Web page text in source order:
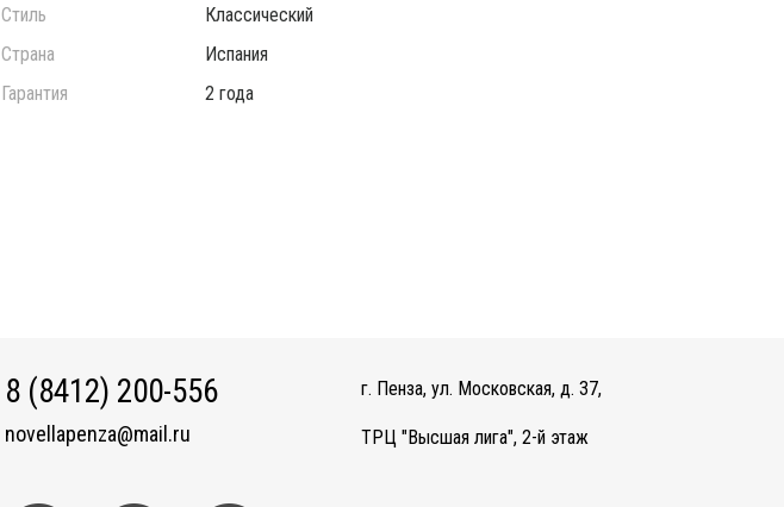
Стиль
Классический
Страна
Испания
Гарантия
2 года
8 (8412) 200-556
novellapenza@mail.ru
г. Пенза, ул. Московская, д. 37,
ТРЦ "Высшая лига", 2-й этаж